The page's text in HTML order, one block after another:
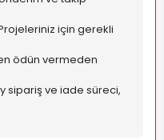
için gerekli
ödün vermeden
sipariş ve iade süreci,